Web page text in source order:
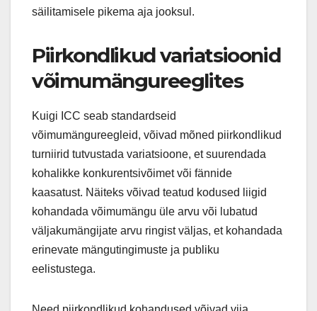
säilitamisele pikema aja jooksul.
Piirkondlikud variatsioonid
võimumängureeglites
Kuigi ICC seab standardseid
võimumängureegleid, võivad mõned piirkondlikud
turniirid tutvustada variatsioone, et suurendada
kohalikke konkurentsivõimet või fännide
kaasatust. Näiteks võivad teatud kodused liigid
kohandada võimumängu üle arvu või lubatud
väljakumängijate arvu ringist väljas, et kohandada
erinevate mängutingimuste ja publiku
eelistustega.